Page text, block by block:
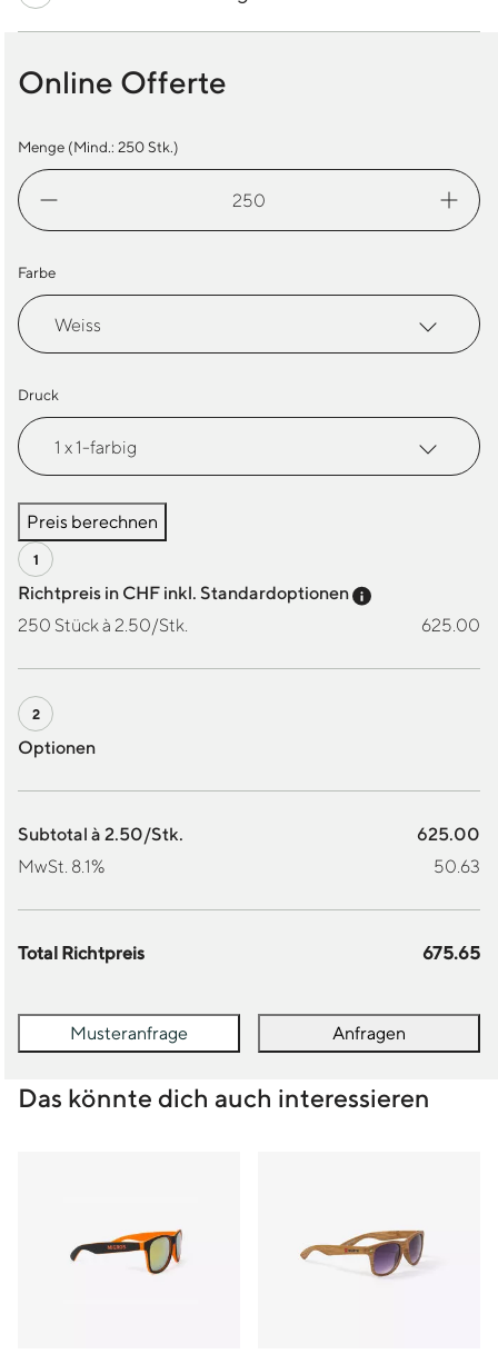
Online Offerte
Menge (Mind.: 250Stk.)
Sonnenbrille
Budget
Farbe
Druck
Preis berechnen
Richtpreis in CHF inkl. Standardoptionen
Preis-Tooltip
250 Stück à 2.50/Stk.
625.00
Optionen
Subtotal à 2.50/Stk.
625.00
MwSt. 8.1%
50.63
Total Richtpreis 675.65
Musteranfrage Anfragen
Das könnte dich auch interessieren